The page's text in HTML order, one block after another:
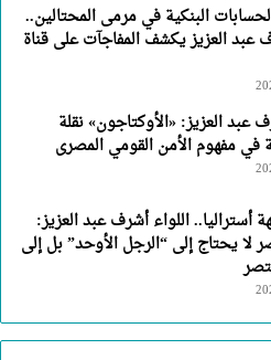
البنكية في مرمى المحتالين..
عبد العزيز يكشف المفاجآت على قناة
عبد العزيز: «الأوكتاجون» نقلة
في مفهوم الأمن القومي المصرى
أستراليا.. اللواء أشرف عبد العزيز:
يحتاج إلى “الرجل الأوحد” بل إلى